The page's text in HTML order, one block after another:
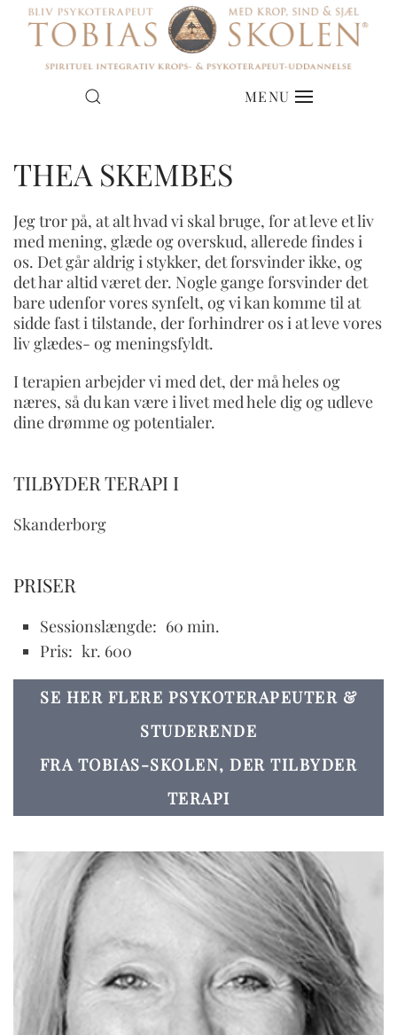
MENU
THEA SKEMBES
Jeg tror på, at alt hvad vi skal bruge, for at leve et liv
med mening, glæde og overskud, allerede findes i
os. Det går aldrig i stykker, det forsvinder ikke, og
det har altid været der. Nogle gange forsvinder det
bare udenfor vores synfelt, og vi kan komme til at
sidde fast i tilstande, der forhindrer os i at leve vores
liv glædes- og meningsfyldt.
I terapien arbejder vi med det, der må heles og
næres, så du kan være i livet med hele dig og udleve
dine drømme og potentialer.
TILBYDER TERAPI I
Skanderborg
PRISER
Sessionslængde: 60 min.
Pris: kr. 600
SE HER FLERE PSYKOTERAPEUTER &
STUDERENDE
FRA TOBIAS-SKOLEN, DER TILBYDER
TERAPI